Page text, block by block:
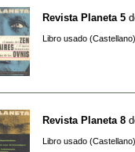
Revista Planeta 5
Libro usado (Castellano)
Revista Planeta 8
Libro usado (Castellano)